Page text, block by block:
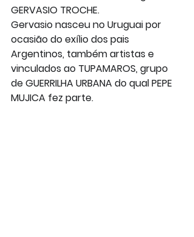
GERVASIO TROCHE.
Gervasio nasceu no Uruguai por
ocasião do exílio dos pais
Argentinos, também artistas e
vinculados ao TUPAMAROS, grupo
de GUERRILHA URBANA do qual PEPE
MUJICA fez parte.